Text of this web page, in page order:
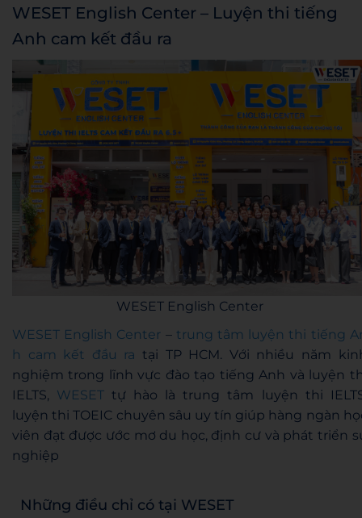
WESET English Center – Luyện thi tiếng
Anh cam kết đầu ra
WESET English Center
WESET English Center – trung tâm luyện thi tiếng
h cam kết đầu ra tại TP HCM. Với nhiều năm
nghiệm trong lĩnh vực đào tạo tiếng Anh và luyện
IELTS, WESET tự hào là trung tâm luyện thi
luyện thi TOEIC chuyên sâu uy tín giúp hàng ngàn
viên đạt được ước mơ du học, định cư và phát triển
nghiệp
Những điều chỉ có tại WESET